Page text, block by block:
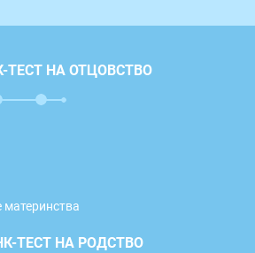
ТЕСТ НА ОТЦОВСТВО
материнства
ТЕСТ НА РОДСТВО